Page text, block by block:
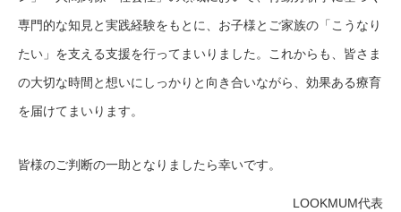
専門的な知見と実践経験をもとに、お子様とご家族の「こうなり
たい」を支える支援を行ってまいりました。これからも、皆さま
の大切な時間と想いにしっかりと向き合いながら、効果ある療育
を届けてまいります。
皆様のご判断の一助となりましたら幸いです。
LOOKMUM代表